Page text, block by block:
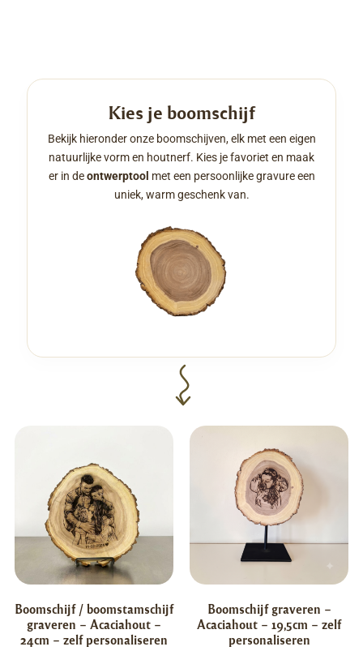
Kies je boomschijf
Bekijk hieronder onze boomschijven, elk met een eigen
natuurlijke vorm en houtnerf. Kies je favoriet en maak
er in deontwerptool met een persoonlijke gravure een
uniek, warm geschenk van.
Boomschijf / boomstamschijf
graveren – Acaciahout –
24cm – zelf personaliseren
Boomschijf graveren –
Acaciahout – 19,5cm – zelf
personaliseren